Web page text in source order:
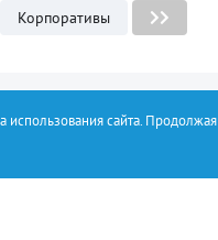
использования сайта. Продолжая
Корпоративы